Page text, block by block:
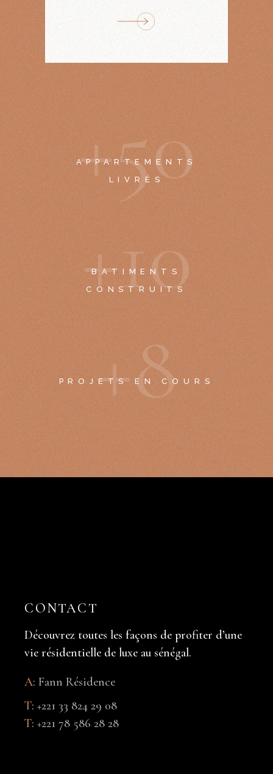
+50
APPARTEMENTS
LIVRÉS
+10
BATIMENTS
CONSTRUITS
+8
PROJETS EN COURS
CONTACT
Découvrez toutes les façons de profiter d’une
vie résidentielle de luxe au sénégal.
A:Fann Résidence
T:+221 33 824 29 08
T:+221 78 586 28 28